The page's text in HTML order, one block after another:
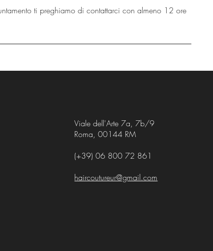
ti preghiamo di contattarci con almeno 12 ore
Viale dell'Arte 7a, 7b/9
Roma, 00144 RM
(+39) 06 800 72 861
haircoutureur@gmail.com